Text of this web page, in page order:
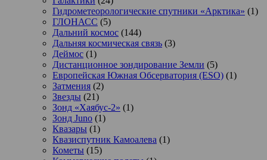
Гидрометеорологические спутники «Арктика» (1)
ГЛОНАСС (5)
Дальний космос (144)
Дальняя космическая связь (3)
Деймос (1)
Дистанционное зондирование Земли (5)
Европейская Южная Обсерватория (ESO) (1)
Затмения (2)
Звезды (21)
Зонд «Хаябус-2» (1)
Зонд Juno (1)
Квазары (1)
Квазиспутник Камоалева (1)
Кометы (15)